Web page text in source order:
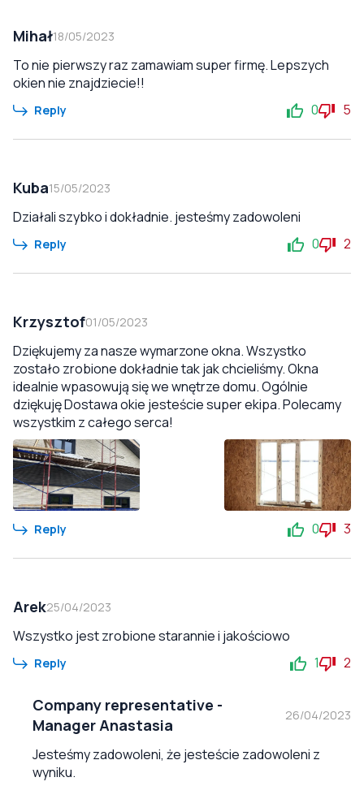
Mihał18/05/2023
To nie pierwszy raz zamawiam super firmę. Lepszych
okien nie znajdziecie!!
Reply 0 5
Kuba15/05/2023
Działali szybko i dokładnie. jesteśmy zadowoleni
Reply 0 2
Krzysztof01/05/2023
Dziękujemy za nasze wymarzone okna. Wszystko
zostało zrobione dokładnie tak jak chcieliśmy. Okna
idealnie wpasowują się we wnętrze domu. Ogólnie
dziękuję Dostawa okie jesteście super ekipa. Polecamy
wszystkim z całego serca!
Reply 0 3
Arek25/04/2023
Wszystko jest zrobione starannie i jakościowo
Reply 1 2
Company representative -
Manager Anastasia
26/04/2023
Jesteśmy zadowoleni, że jesteście zadowoleni z
wyniku.